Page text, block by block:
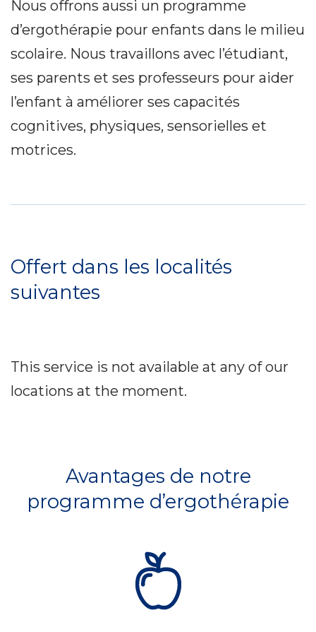
Nous offrons aussi un programme
d’ergothérapie pour enfants dans le milieu
scolaire. Nous travaillons avec l’étudiant,
ses parents et ses professeurs pour aider
l’enfant à améliorer ses capacités
cognitives, physiques, sensorielles et
motrices.
Offert dans les localités
suivantes
This service is not available at any of our
locations at the moment.
Avantages de notre
programme d’ergothérapie